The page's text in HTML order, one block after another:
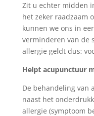
Zit u echter midden
het zeker raadzaam
kunnen we ons in
verminderen van de
allergie geldt dus:
Helpt acupunctuur
De behandeling van
naast het
allergie (symptoom